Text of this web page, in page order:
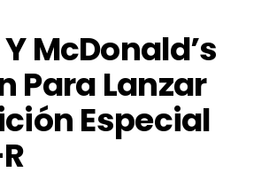
McDonald’s
Para Lanzar
Especial